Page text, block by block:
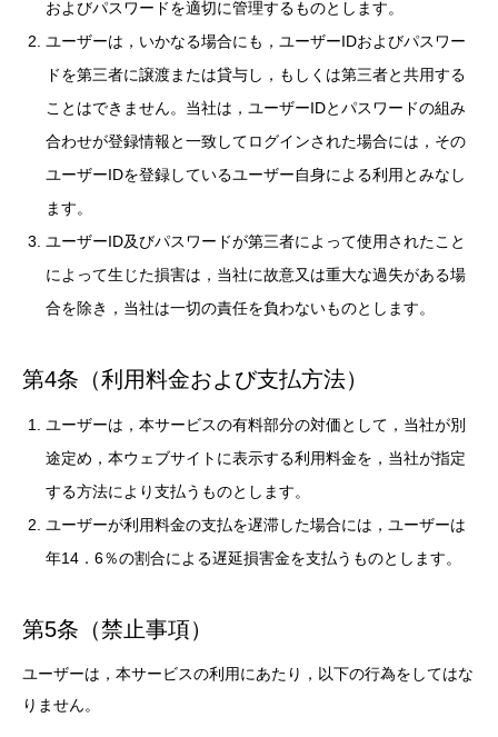
およびパスワードを適切に管理するものとします。
ユーザーは，いかなる場合にも，ユーザーIDおよびパスワー
ドを第三者に譲渡または貸与し，もしくは第三者と共用する
ことはできません。当社は，ユーザーIDとパスワードの組み
合わせが登録情報と一致してログインされた場合には，その
ユーザーIDを登録しているユーザー自身による利用とみなし
ます。
ユーザーID及びパスワードが第三者によって使用されたこと
によって生じた損害は，当社に故意又は重大な過失がある場
合を除き，当社は一切の責任を負わないものとします。
第4条（利用料金および支払方法）
ユーザーは，本サービスの有料部分の対価として，当社が別
途定め，本ウェブサイトに表示する利用料金を，当社が指定
する方法により支払うものとします。
ユーザーが利用料金の支払を遅滞した場合には，ユーザーは
年14．6％の割合による遅延損害金を支払うものとします。
第5条（禁止事項）
ユーザーは，本サービスの利用にあたり，以下の行為をしてはな
りません。